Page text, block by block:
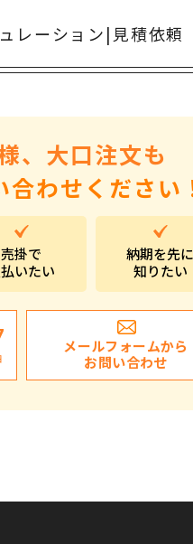
安全大会ノベルティ・記念品特
入学・卒業記念品
自治体・公共団体向け
ポストイン
ばらまき、ショップイベント向
ルティ
レーション| 見積依頼
、大口注文も
わせください
売掛で
いたい
納期を先に
知りたい
メールフォームから
お問い合わせ